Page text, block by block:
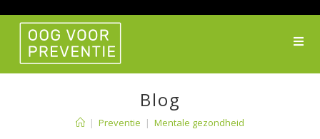
naar
inhoud
Blog
| Preventie | Mentale gezondheid